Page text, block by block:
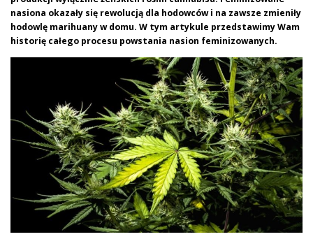
nasiona okazały się rewolucją dla hodowców i na zawsze zmieniły
hodowlę marihuany w domu. W tym artykule przedstawimy Wam
historię całego procesu powstania nasion feminizowanych.